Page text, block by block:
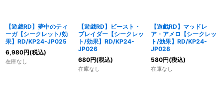
【遊戯RD】夢中のティ
ーガ【シークレット/効
果】RD/KP24-JP025
6,980円(税込)
在庫なし
【遊戯RD】ビースト・
ブレイダー【シークレッ
ト/効果】RD/KP24-
JP026
680円(税込)
在庫なし
【遊戯RD】マッドレ
ア・アメロ【シークレッ
ト/効果】RD/KP24-
JP028
580円(税込)
在庫なし